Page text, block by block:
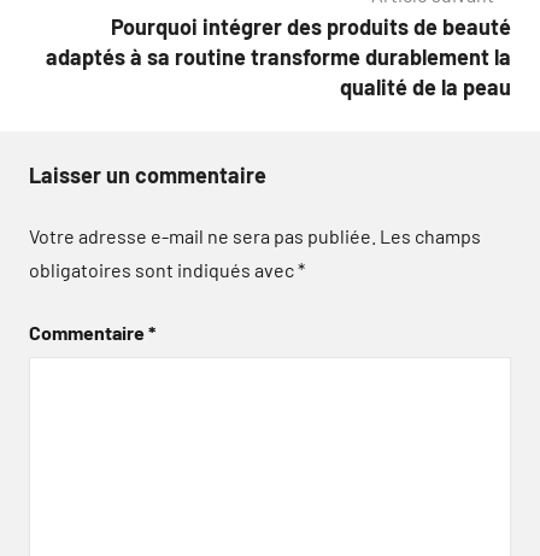
Pourquoi intégrer des produits de beauté
adaptés à sa routine transforme durablement la
qualité de la peau
Laisser un commentaire
Votre adresse e-mail ne sera pas publiée. Les champs
obligatoires sont indiqués avec*
Commentaire*